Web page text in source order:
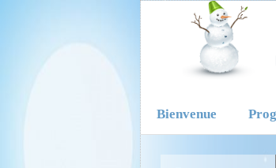
Bienvenue